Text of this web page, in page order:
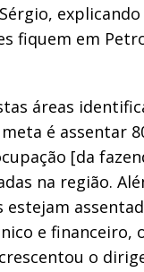
fiquem em
áreas
é assentar
[da
na região.
e financeiro,
o